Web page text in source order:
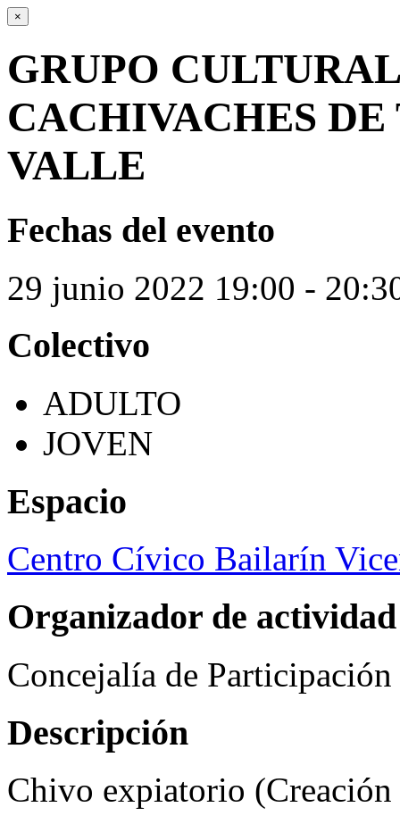
×
GRUPO
CACHIVACHES
VALLE
Fechas del evento
29 junio 2022 19:00 -
Colectivo
ADULTO
JOVEN
Espacio
Centro Cívico Bailarín
Organizador de actividad
Concejalía de
Descripción
Chivo expiatorio